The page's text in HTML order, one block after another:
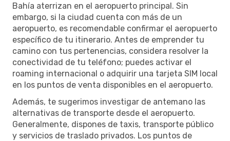
Bahía aterrizan en el aeropuerto principal. Sin
embargo, si la ciudad cuenta con más de un
aeropuerto, es recomendable confirmar el aeropuerto
específico de tu itinerario. Antes de emprender tu
camino con tus pertenencias, considera resolver la
conectividad de tu teléfono; puedes activar el
roaming internacional o adquirir una tarjeta SIM local
en los puntos de venta disponibles en el aeropuerto.
Además, te sugerimos investigar de antemano las
alternativas de transporte desde el aeropuerto.
Generalmente, dispones de taxis, transporte público
y servicios de traslado privados. Los puntos de